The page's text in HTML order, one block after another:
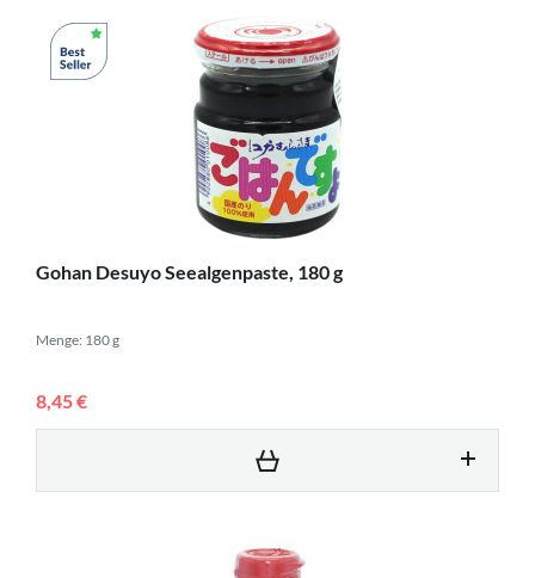
Gohan Desuyo Seealgenpaste, 180 g
Menge: 180 g
8,45 €